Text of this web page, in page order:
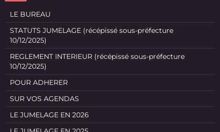
LE BUREAU
STATUTS JUMELAGE (récépissé sous-préfecture
10/12/2025)
REGLEMENT INTERIEUR (récépissé sous-préfecture
10/12/2025)
POUR ADHERER
SUR VOS AGENDAS
LE JUMELAGE EN 2026